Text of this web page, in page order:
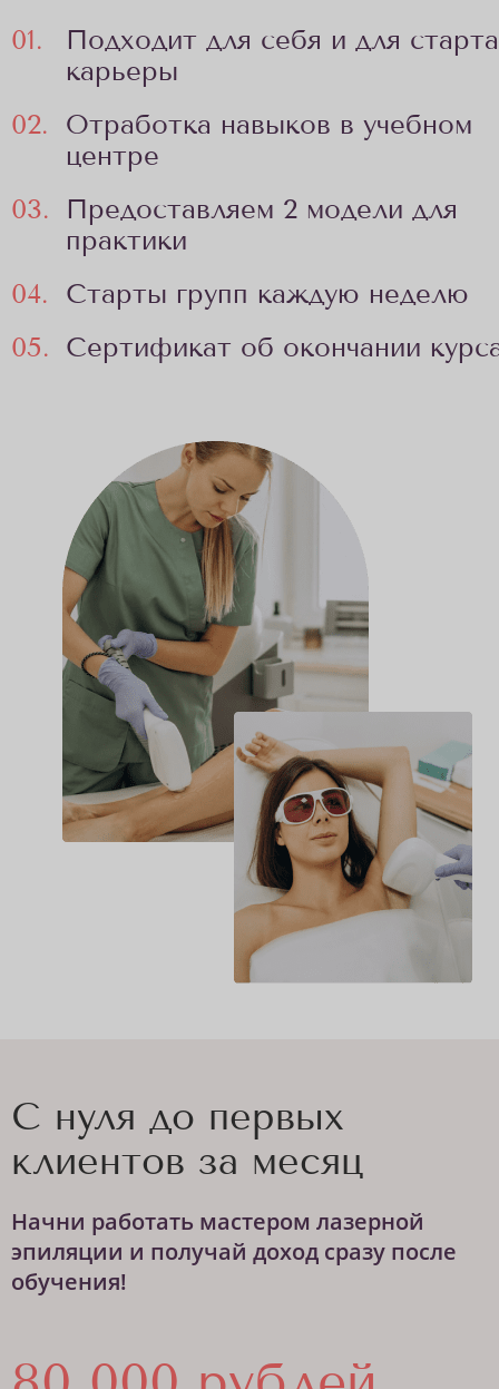
01.
Подходит для себя и для старта
карьеры
02.
Отработка навыков в учебном
центре
03.
Предоставляем 2 модели для
практики
04.
Старты групп каждую неделю
05. Сертификат об окончании
С нуля до первых
клиентов за месяц
Начни работать мастером лазерной
эпиляции и получай доход сразу после
обучения!